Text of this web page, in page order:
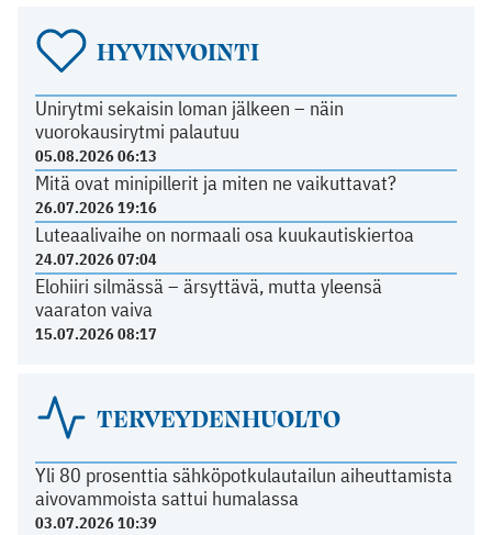
HYVINVOINTI
Unirytmi sekaisin loman jälkeen – näin
vuorokausirytmi palautuu
05.08.2026 06:13
Mitä ovat minipillerit ja miten ne vaikuttavat?
26.07.2026 19:16
Luteaalivaihe on normaali osa kuukautiskiertoa
24.07.2026 07:04
Elohiiri silmässä – ärsyttävä, mutta yleensä
vaaraton vaiva
15.07.2026 08:17
TERVEYDENHUOLTO
Yli 80 prosenttia sähköpotkulautailun aiheuttamista
aivovammoista sattui humalassa
03.07.2026 10:39